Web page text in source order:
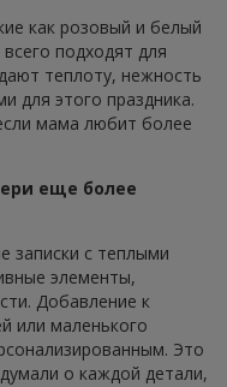
как розовый и белый
подходят для
теплоту, нежность
для этого праздника.
мама любит более
еще более
записки с теплыми
элементы,
Добавление к
или маленького
Это
о каждой детали,